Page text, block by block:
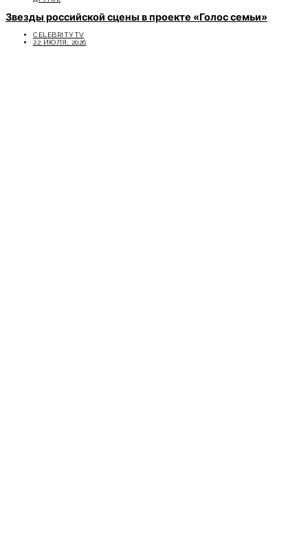
Звезды российской сцены в проекте «Голос семьи»
CELEBRITYTV
22 ИЮЛЯ, 2026